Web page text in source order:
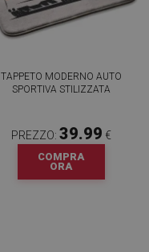
TAPPETO MODERNO AUTO
SPORTIVA STILIZZATA
PREZZO: 39.99 €
COMPRA
ORA